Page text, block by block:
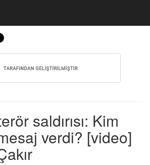
saldırısı: Kim
verdi? [video]